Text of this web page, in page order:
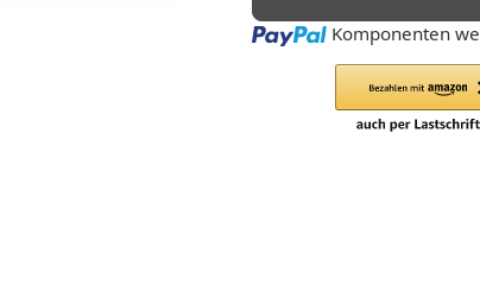
Loading... Komponenten